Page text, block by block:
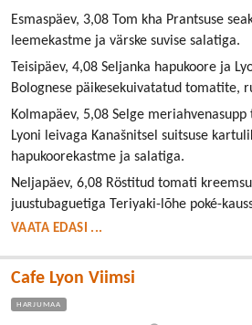
Esmaspäev, 3,08 Tom kha Prantsuse
leemekastme ja värske suvise salatiga.
Teisipäev, 4,08 Seljanka hapukoore ja
Bolognese päikesekuivatatud tomatite,
Kolmapäev, 5,08 Selge
Lyoni leivaga Kanašnitsel suitsuse
hapukoorekastme ja salatiga.
Neljapäev, 6,08 Röstitud tomati
juustubaguetiga Teriyaki-lõhe poké-
VAATA EDASI ...
Cafe Lyon Viimsi
HARJUMAA